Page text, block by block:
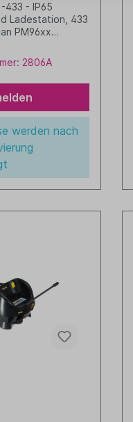
433 - IP65
Ladestation, 433
PM96xx
laden benötigt
Kabel
2806A
werden nach